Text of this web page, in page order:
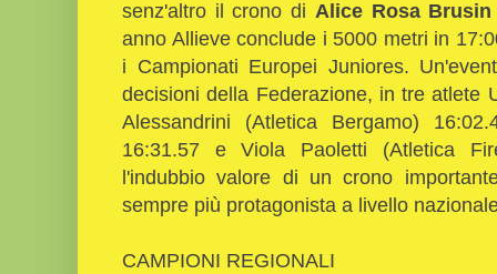
senz'altro il crono di Alice Rosa
anno Allieve conclude i 5000 metri in
i Campionati Europei Juniores.
decisioni della Federazione, in tre atlete
Alessandrini (Atletica Bergamo)
16:31.57 e Viola Paoletti (Atletica
l'indubbio valore di un crono
sempre più protagonista a livello
CAMPIONI REGIONALI